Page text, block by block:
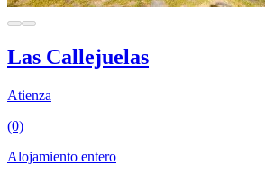
Las Callejuelas
Atienza
(0)
Alojamiento entero